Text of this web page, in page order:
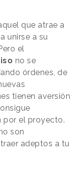
que atrae a
unirse a su
el
no se
órdenes, de
tienen aversión
por el proyecto.
son
adeptos a tu